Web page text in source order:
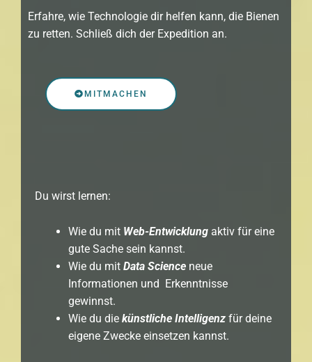
Erfahre, wie Technologie dir helfen kann, die Bienen
zu retten. Schließ dich der Expedition an.
MITMACHEN
Du wirst lernen:
Wie du mit Web-Entwicklung aktiv für eine
gute Sache sein kannst.
Wie du mit Data Science neue
Informationen und Erkenntnisse
gewinnst.
Wie du die künstliche Intelligenz für deine
eigene Zwecke einsetzen kannst.